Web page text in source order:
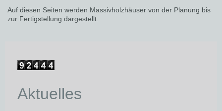
Auf diesen Seiten werden Massivholzhäuser von der Planung bis
zur Fertigstellung dargestellt.
Aktuelles